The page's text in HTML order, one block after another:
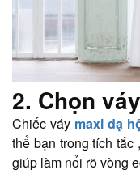
2. Chọn
Chiếc váy maxi dạ
thể bạn trong tích
giúp làm nổi rõ vòng